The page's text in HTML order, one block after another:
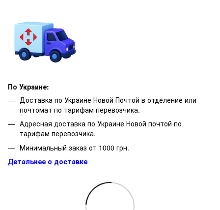
По Украине:
Доставка по Украине Новой Почтой в отделение или
почтомат по тарифам перевозчика.
Адресная доставка по Украине Новой почтой по
тарифам перевозчика.
Минимальный заказ от 1000 грн.
Детальнее о доставке